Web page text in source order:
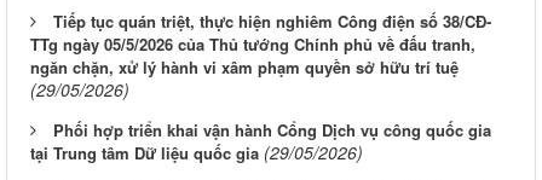
Tiếp tục quán triệt, thực hiện nghiêm Công điện số 38/CĐ-
TTg ngày 05/5/2026 của Thủ tướng Chính phủ về đấu tranh,
ngăn chặn, xử lý hành vi xâm phạm quyền sở hữu trí tuệ
(29/05/2026)
Phối hợp triển khai vận hành Cổng Dịch vụ công quốc gia
tại Trung tâm Dữ liệu quốc gia (29/05/2026)